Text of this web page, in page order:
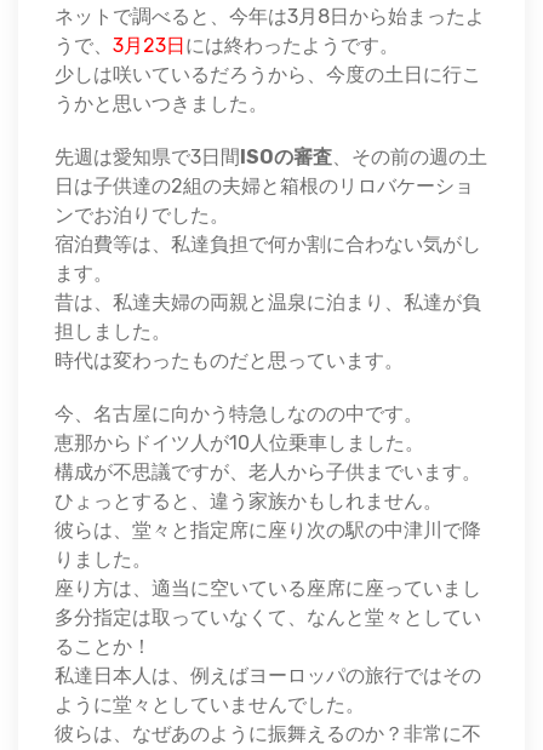
ネットで調べると、今年は3月8日から始まったよ
うで、 3月23日には終わったようです。
少しは咲いているだろうから、今度の土日に行こ
うかと思いつきました。
先週は愛知県で3日間ISOの審査、その前の週の土
日は子供達の2組の夫婦と箱根のリロバケーショ
ンでお泊りでした。
宿泊費等は、私達負担で何か割に合わない気がし
ます。
昔は、私達夫婦の両親と温泉に泊まり、私達が負
担しました。
時代は変わったものだと思っています。
今、名古屋に向かう特急しなのの中です。
恵那からドイツ人が10人位乗車しました。
構成が不思議ですが、老人から子供までいます。
ひょっとすると、違う家族かもしれません。
彼らは、堂々と指定席に座り次の駅の中津川で降
りました。
座り方は、適当に空いている座席に座っていまし
多分指定は取っていなくて、なんと堂々としてい
ることか！
私達日本人は、例えばヨーロッパの旅行ではその
ように堂々としていませんでした。
彼らは、なぜあのように振舞えるのか？非常に不